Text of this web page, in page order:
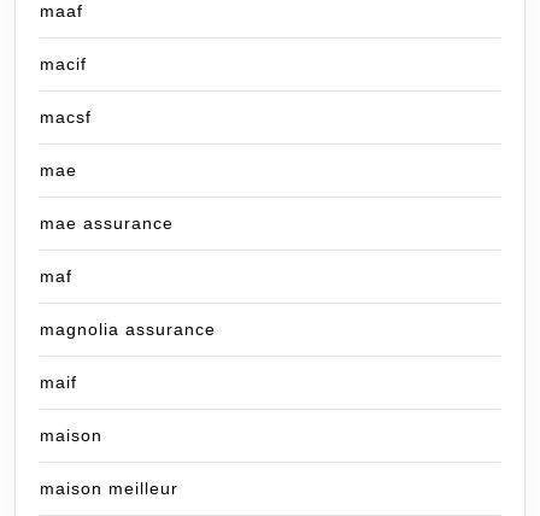
maaf
macif
macsf
mae
mae assurance
maf
magnolia assurance
maif
maison
maison meilleur